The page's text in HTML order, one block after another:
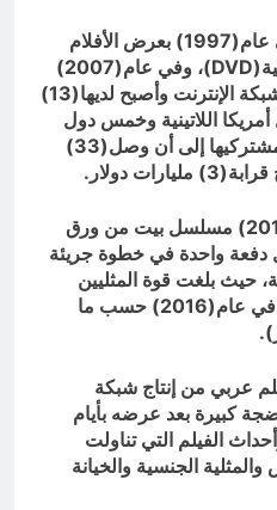
منصة(نتفليكس) أنطلقت في عام(1997) بعرض الأفلام
DVD
)، وفي عام(2007)
بدأت بخدمة بث الأفلام على شبكة الإنترنت وأصبح لديها(13)
اللاتينية وخمس دول
أوربية ثم تواصل إرتفاع عدد مشتركيها إلى أن وصل(33)
دولار.
أنتجت(نتفليكس) في عام(2013) مسلسل بيت من ورق
واحدة في خطوة جريئة
حيث بلغت قوة المثليين
الشرائية(3٫7) تريليون دولار في عام(2016) حسب ما
عربي من إنتاج شبكة
ضجة كبيرة بعد عرضه بأيام
الفيلم التي تناولت
الجنسية والخيانة